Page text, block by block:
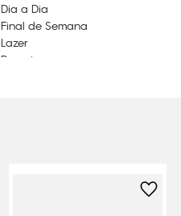
Dia a Dia
Final de Semana
Lazer
Passeio